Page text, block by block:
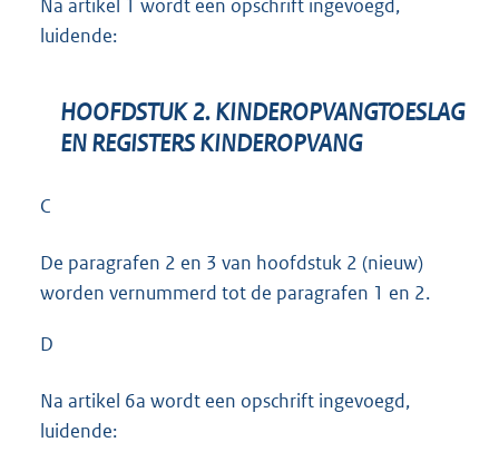
Na artikel 1 wordt een opschrift ingevoegd,
luidende:
HOOFDSTUK 2. KINDEROPVANGTOESLAG
EN REGISTERS KINDEROPVANG
C
De paragrafen 2 en 3 van hoofdstuk 2 (nieuw)
worden vernummerd tot de paragrafen 1 en 2.
D
Na artikel 6a wordt een opschrift ingevoegd,
luidende: